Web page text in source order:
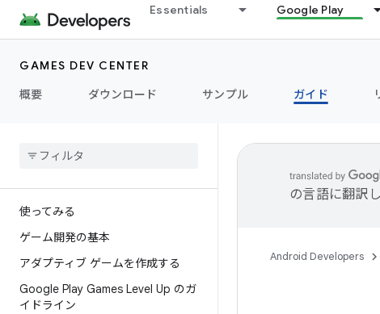
Essentials Google Play
GAMES DEV CENTER
概要
ダウンロード サンプル ガイド
使ってみる
ゲーム開発の基本
アダプティブ ゲームを作成する
Google Play Games Level Up のガ
イドライン
の言語に翻訳
Android Developers